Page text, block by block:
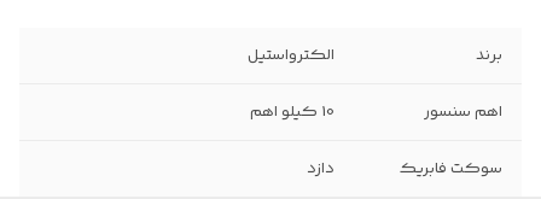
برند الکترواستیل
اهم سنسور 10 کیلو اهم
سوکت فابریک دازد